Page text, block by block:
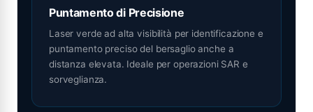
Puntamento di Precisione
Laser verde ad alta visibilità per identificazione e
puntamento preciso del bersaglio anche a
distanza elevata. Ideale per operazioni SAR e
sorveglianza.